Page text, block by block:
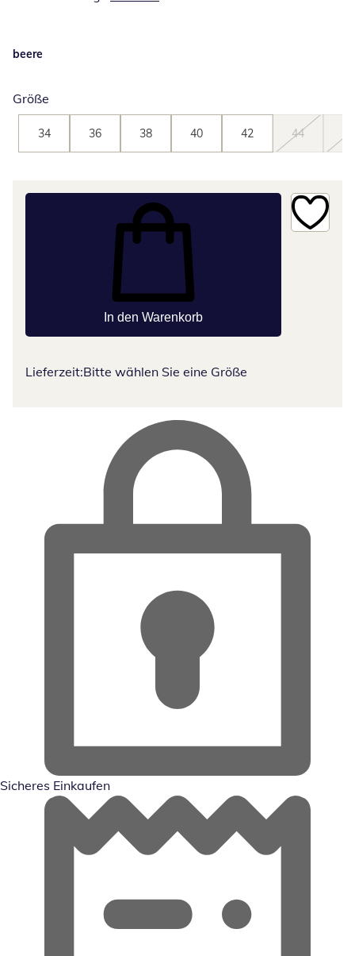
beere
Größe
34 36 38 40 42 44
In den Warenkorb
Lieferzeit:Bitte wählen Sie eine Größe
Sicheres Einkaufen